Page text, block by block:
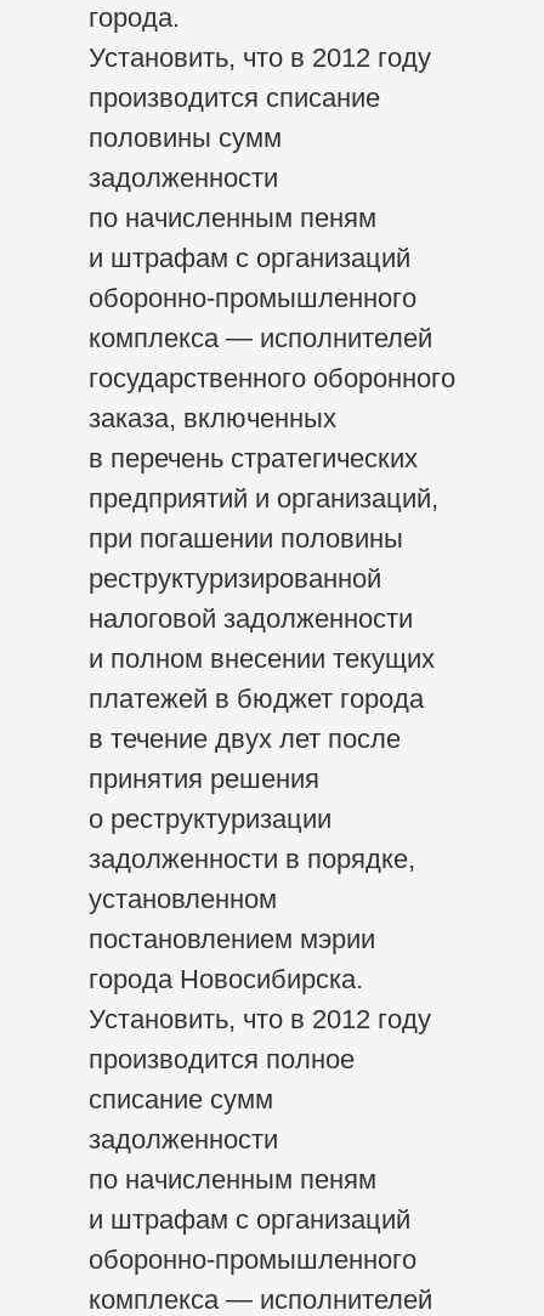
города.
Установить, что в 2012 году
производится списание
половины сумм
задолженности
по начисленным пеням
и штрафам с организаций
оборонно-промышленного
комплекса — исполнителей
государственного оборонного
заказа, включенных
в перечень стратегических
предприятий и организаций,
при погашении половины
реструктуризированной
налоговой задолженности
и полном внесении текущих
платежей в бюджет города
в течение двух лет после
принятия решения
о реструктуризации
задолженности в порядке,
установленном
постановлением мэрии
города Новосибирска.
Установить, что в 2012 году
производится полное
списание сумм
задолженности
по начисленным пеням
и штрафам с организаций
оборонно-промышленного
комплекса — исполнителей